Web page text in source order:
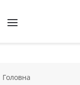
Skip to main
Головна